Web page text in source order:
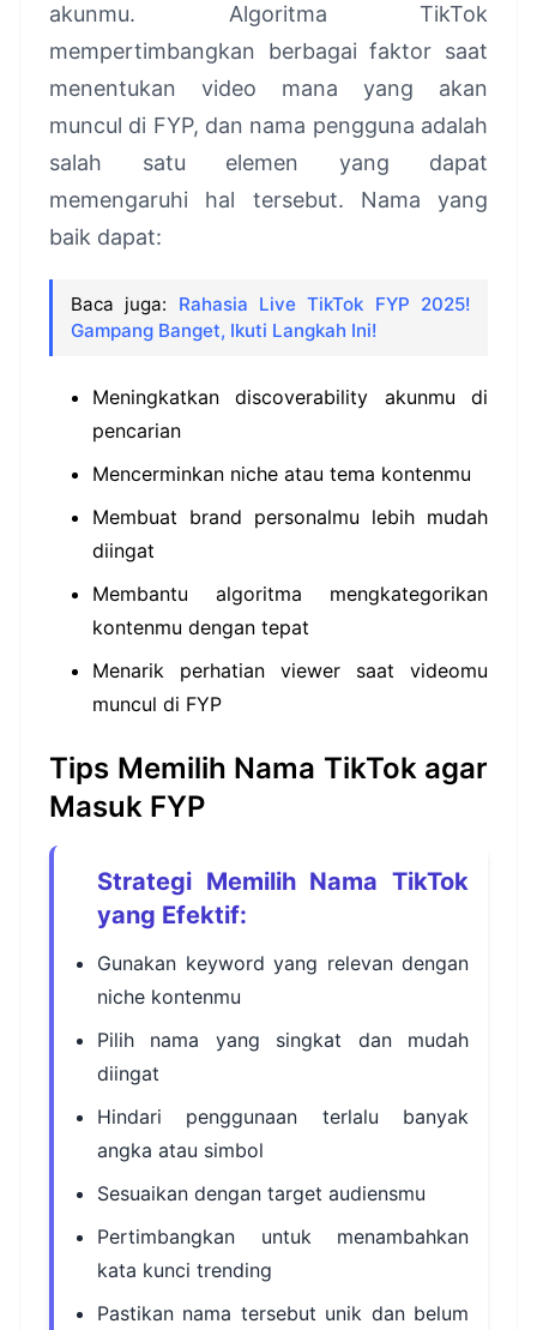
akunmu. Algoritma TikTok
mempertimbangkan berbagai faktor saat
menentukan video mana yang akan
muncul di FYP, dan nama pengguna adalah
salah satu elemen yang dapat
memengaruhi hal tersebut. Nama yang
baik dapat:
Baca juga: Rahasia Live TikTok FYP 2025!
Gampang Banget, Ikuti Langkah Ini!
Meningkatkan discoverability akunmu di
pencarian
Mencerminkan niche atau tema kontenmu
Membuat brand personalmu lebih mudah
diingat
Membantu algoritma mengkategorikan
kontenmu dengan tepat
Menarik perhatian viewer saat videomu
muncul di FYP
Tips Memilih Nama TikTok agar
Masuk FYP
Strategi Memilih Nama TikTok
yang Efektif:
Gunakan keyword yang relevan dengan
niche kontenmu
Pilih nama yang singkat dan mudah
diingat
Hindari penggunaan terlalu banyak
angka atau simbol
Sesuaikan dengan target audiensmu
Pertimbangkan untuk menambahkan
kata kunci trending
Pastikan nama tersebut unik dan belum